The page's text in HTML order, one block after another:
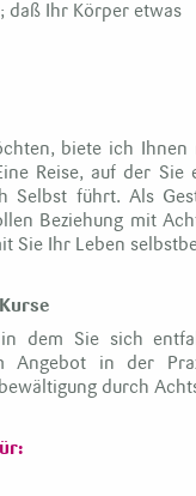
daß Ihr Körper etwas
biete ich
Reise, auf der
Selbst führt. Als
Beziehung mit
Sie Ihr Leben
dem Sie sich
Angebot in der
durch